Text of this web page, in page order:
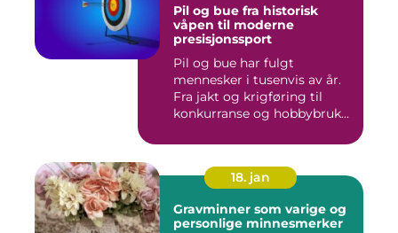
Pil og bue fra historisk
våpen til moderne
presisjonssport
Pil og bue har fulgt
mennesker i tusenvis av år.
Fra jakt og krigføring til
konkurranse og hobbybruk...
18. jan
Gravminner som varige og
personlige minnesmerker